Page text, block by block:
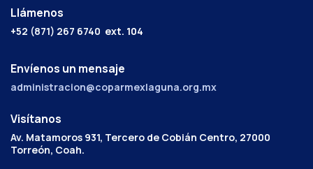
Llámenos
+52 (871) 267 6740 ext. 104
Envíenos un mensaje
administracion@coparmexlaguna.org.mx
Visítanos
Av. Matamoros 931, Tercero de Cobián Centro, 27000
Torreón, Coah.